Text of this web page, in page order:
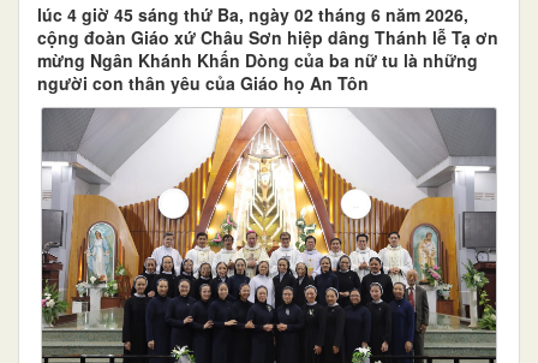
lúc 4 giờ 45 sáng thứ Ba, ngày 02 tháng 6 năm 2026,
cộng đoàn Giáo xứ Châu Sơn hiệp dâng Thánh lễ Tạ ơn
mừng Ngân Khánh Khấn Dòng của ba nữ tu là những
người con thân yêu của Giáo họ An Tôn